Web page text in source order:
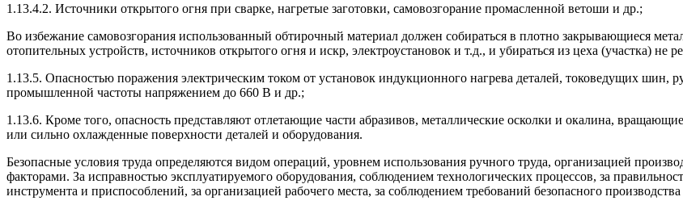
1.13.4.2. Источники открытого огня при сварке, нагретые заготовки, самовозгорание промасленной ветоши и др.;
Во избежание самовозгорания использованный обтирочный материал должен собираться в плотно закрывающиеся
отопительных устройств, источников открытого огня и искр, электроустановок и т.д., и убираться из цеха (участка) не
1.13.5. Опасностью поражения электрическим током от установок индукционного нагрева деталей, токоведущих шин,
промышленной частоты напряжением до 660 В и др.;
1.13.6. Кроме того, опасность представляют отлетающие части абразивов, металлические осколки и окалина,
или сильно охлажденные поверхности деталей и оборудования.
Безопасные условия труда определяются видом операций, уровнем использования ручного труда, организацией
факторами. За исправностью эксплуатируемого оборудования, соблюдением технологических процессов, за
инструмента и приспособлений, за организацией рабочего места, за соблюдением требований безопасного